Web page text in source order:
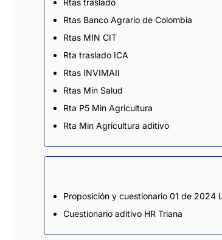
Rtas traslado
Rtas Banco Agrario de Colombia
Rtas MIN CIT
Rta traslado ICA
Rtas INVIMAII
Rtas Min Salud
Rta P5 Min Agricultura
Rta Min Agricultura aditivo
Proposición y cuestionario 01 de 2024
Cuestionario aditivo HR Triana